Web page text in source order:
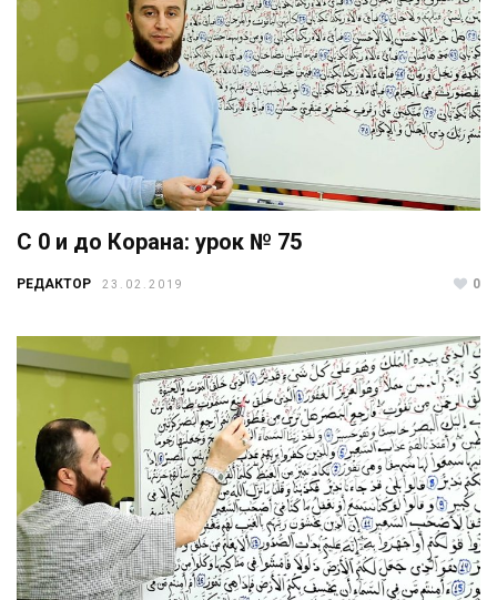
С 0 и до Корана: урок № 75
РЕДАКТОР 23.02.2019 0